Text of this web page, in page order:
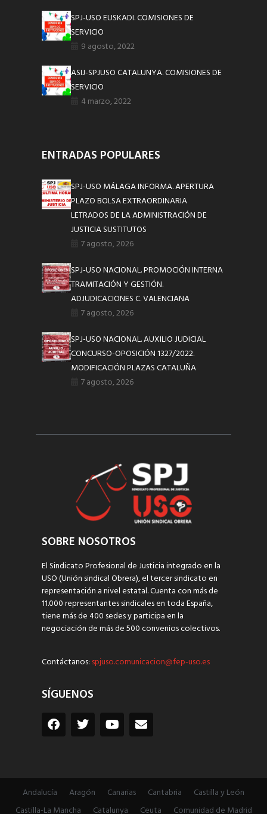
SPJ-USO EUSKADI. COMISIONES DE
SERVICIO
9 agosto, 2022
ASIJ-SPJUSO CATALUNYA. COMISIONES DE
SERVICIO
4 marzo, 2022
ENTRADAS POPULARES
SPJ-USO MÁLAGA INFORMA. APERTURA
PLAZO BOLSA EXTRAORDINARIA
LETRADOS DE LA ADMINISTRACIÓN DE
JUSTICIA SUSTITUTOS
7 agosto, 2026
SPJ-USO NACIONAL. PROMOCIÓN INTERNA
TRAMITACIÓN Y GESTIÓN.
ADJUDICACIONES C. VALENCIANA
7 agosto, 2026
SPJ-USO NACIONAL. AUXILIO JUDICIAL
CONCURSO-OPOSICIÓN 1327/2022.
MODIFICACIÓN PLAZAS CATALUÑA
7 agosto, 2026
SOBRE NOSOTROS
El Sindicato Profesional de Justicia integrado en la
USO (Unión sindical Obrera), el tercer sindicato en
representación a nivel estatal. Cuenta con más de
11.000 representantes sindicales en toda España,
tiene más de 400 sedes y participa en la
negociación de más de 500 convenios colectivos.
Contáctanos: spjuso.comunicacion@fep-uso.es
SÍGUENOS
Andalucía Aragón Canarias Cantabria
Castilla y León
Castilla-La Mancha
Catalunya Ceuta Comunidad de Madrid